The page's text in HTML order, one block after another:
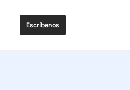
Escríbenos